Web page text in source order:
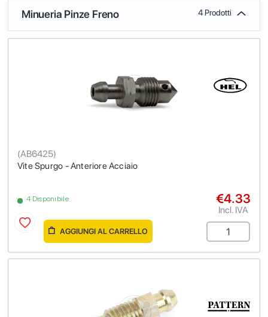
Minueria Pinze Freno 4 Prodotti
Vite Spurgo - Anteriore Acciaio
(AB6425)
4 Disponibile €4.33
Incl. IVA
AGGIUNGI AL CARRELLO